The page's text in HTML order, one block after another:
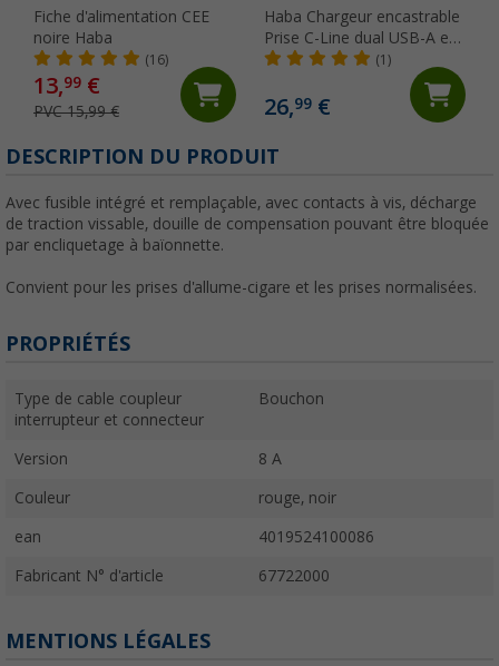
Fiche d'alimentation CEE
noire Haba
(16)
13,99 €
PVC 15,99 €
Haba Chargeur encastrable
Prise C-Line dual USB-A et
USB-C 10-24 volts
(1)
26,99€
DESCRIPTION DU PRODUIT
Avec fusible intégré et remplaçable, avec contacts à vis, décharge
de traction vissable, douille de compensation pouvant être bloquée
par encliquetage à baïonnette.
Convient pour les prises d'allume-cigare et les prises normalisées.
PROPRIÉTÉS
Type de cable coupleur
interrupteur et connecteur
Bouchon
Version 8 A
Couleur rouge, noir
ean 4019524100086
Fabricant N° d'article 67722000
MENTIONS LÉGALES